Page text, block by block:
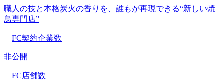
職人の技と本格炭火の香りを、誰もが再現できる“新しい焼
鳥専門店”
FC契約企業数
非公開
FC店舗数